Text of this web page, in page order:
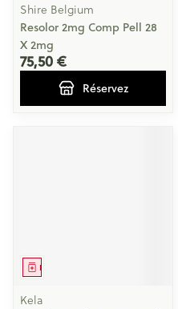
Shire Belgium
Resolor 2mg Comp Pell 28
X 2mg
75,50 €
Réservez
Médicament
Kela